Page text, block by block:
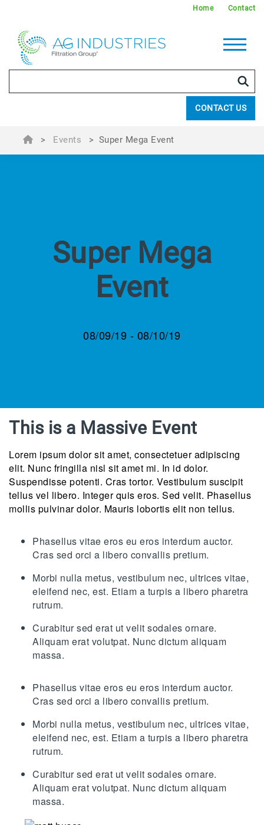
Home Contact
CONTACT US
> Events > Super Mega Event
Super Mega
Event
08/09/19 - 08/10/19
This is a Massive Event
Lorem ipsum dolor sit amet, consectetuer adipiscing
elit. Nunc fringilla nisl sit amet mi. In id dolor.
Suspendisse potenti. Cras tortor. Vestibulum suscipit
tellus vel libero. Integer quis eros. Sed velit. Phasellus
mollis pulvinar dolor. Mauris lobortis elit non tellus.
Phasellus vitae eros eu eros interdum auctor.
Cras sed orci a libero convallis pretium.
Morbi nulla metus, vestibulum nec, ultrices vitae,
eleifend nec, est. Etiam a turpis a libero pharetra
rutrum.
Curabitur sed erat ut velit sodales ornare.
Aliquam erat volutpat. Nunc dictum aliquam
massa.
Phasellus vitae eros eu eros interdum auctor.
Cras sed orci a libero convallis pretium.
Morbi nulla metus, vestibulum nec, ultrices vitae,
eleifend nec, est. Etiam a turpis a libero pharetra
rutrum.
Curabitur sed erat ut velit sodales ornare.
Aliquam erat volutpat. Nunc dictum aliquam
massa.